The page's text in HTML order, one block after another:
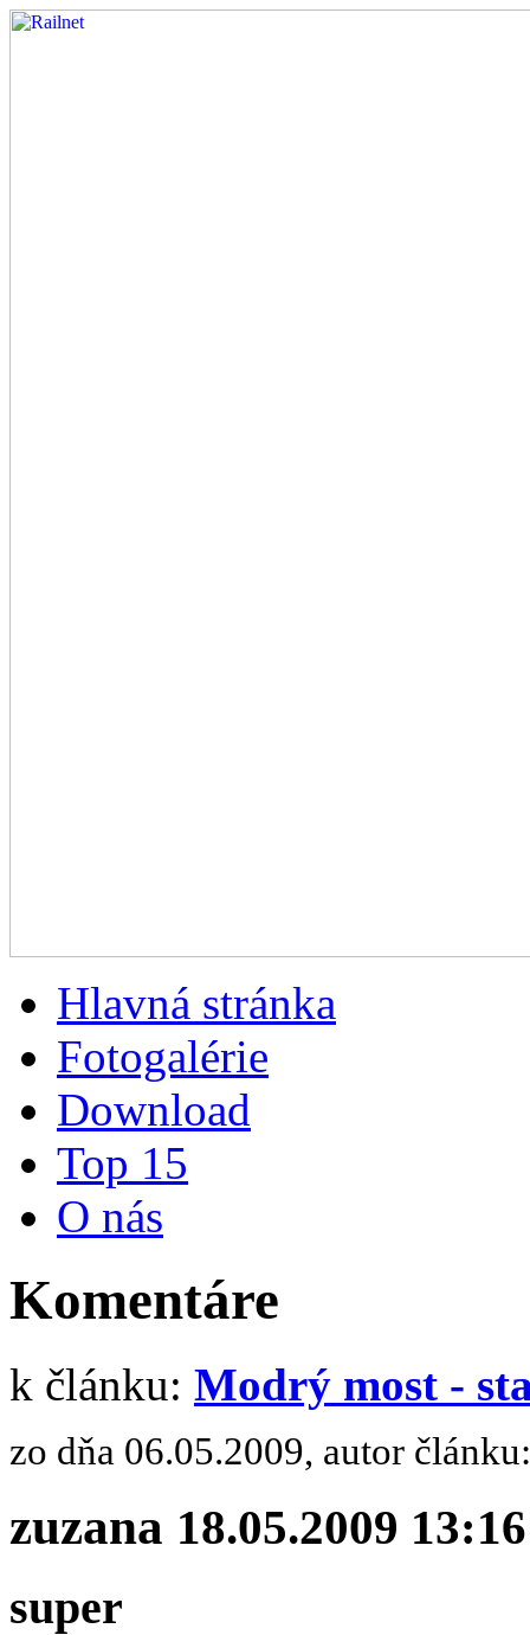
Hlavná stránka
Fotogalérie
Download
Top 15
O nás
Komentáre
k článku: Modrý most -
zo dňa 06.05.2009, autor
zuzana 18.05.2009
super